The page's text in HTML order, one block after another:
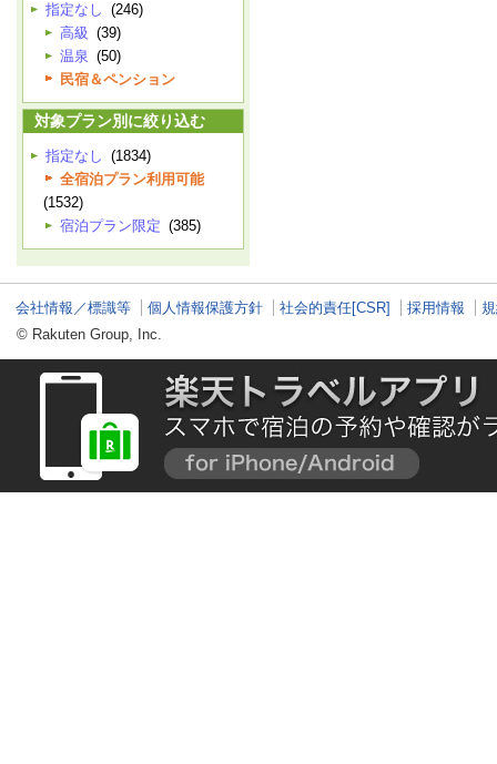
指定なし (246)
高級 (39)
温泉 (50)
民宿＆ペンション
対象プラン別に絞り込む
指定なし (1834)
全宿泊プラン利用可能
(1532)
宿泊プラン限定 (385)
会社情報／標識等 個人情報保護方針 社会的責任[CSR] 採用情報
© Rakuten Group, Inc.